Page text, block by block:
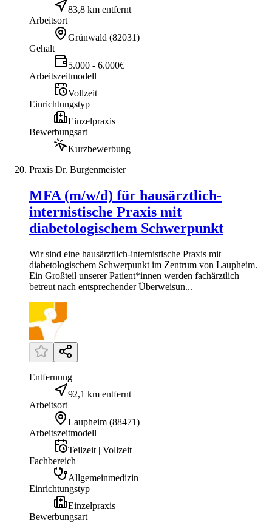
83,8 km entfernt
Arbeitsort
Grünwald (82031)
Gehalt
5.000 - 6.000€
Arbeitszeitmodell
Vollzeit
Einrichtungstyp
Einzelpraxis
Bewerbungsart
Kurzbewerbung
Praxis Dr. Burgenmeister
MFA (m/w/d) für hausärztlich-
internistische Praxis mit
diabetologischem Schwerpunkt
Wir sind eine hausärztlich-internistische Praxis mit
diabetologischem Schwerpunkt im Zentrum von Laupheim.
Ein Großteil unserer Patient*innen werden fachärztlich
betreut nach entsprechender Überweisun...
Entfernung
92,1 km entfernt
Arbeitsort
Laupheim (88471)
Arbeitszeitmodell
Teilzeit | Vollzeit
Fachbereich
Allgemeinmedizin
Einrichtungstyp
Einzelpraxis
Bewerbungsart